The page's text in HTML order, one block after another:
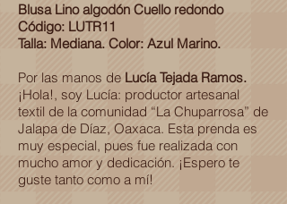
Blusa Lino algodón Cuello redondo
Código: LUTR11
Talla: Mediana. Color: Azul Marino.
Por las manos de Lucía Tejada Ramos.
¡Hola!, soy Lucía: productor artesanal
textil de la comunidad “La Chuparrosa” de
Jalapa de Díaz, Oaxaca. Esta prenda es
muy especial, pues fue realizada con
mucho amor y dedicación. ¡Espero te
guste tanto como a mí!